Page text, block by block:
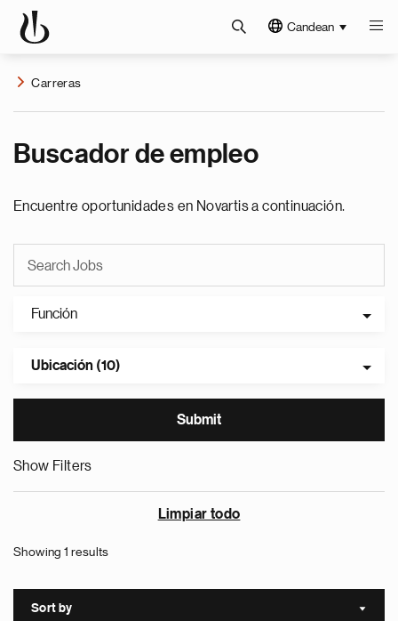
Candean
Carreras
Buscador de empleo
Encuentre oportunidades en Novartis a continuación.
Función
Ubicación (10)
Show Filters
Limpiar todo
Showing 1 results
Sort by Sort